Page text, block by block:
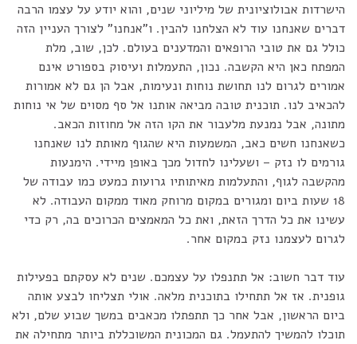
הישרדות אבולוציונית של מיליוני שנים, והוא יודע על עצמו הרבה
דברים שאנחנו עוד לא הצלחנו להבין. ו"אנחנו" לצורך העניין הזה
כולל גם את טובי הרופאים והמדענים בעולם. לכן, שוב, מלת
המפתח כאן היא הקשבה. נכון, התעמלות ועיסוק בספורט אינם
אמורים לגרום לנו תחושת נוחות ונעימות, אבל הן גם לא אמורות
להכאיב לנו. תוכנית טובה מביאה אותנו אל סף מסוים של אי נוחות
מתונה, אבל נמנעת מלעבור את הקו הזה אל מחוזות הכאב.
כשאנחנו חשים כאב, המשמעות היא שהגוף מאותת לנו שאנחנו
גורמים לו נזק – ושעלינו לחדול מכך באופן מיידי. הימנעות
מהקשבה לגוף, והתעלמות מאיתותיו גרועות כמעט כמו עבודה של
18 שעות ביום ומגורים במקום מרוחק מאוד ממקום העבודה. לא
עשינו את כל הדרך הזאת, ואת כל המאמצים הכרוכים בה, רק כדי
לגרום לעצמנו נזק במקום אחר.
עוד דבר חשוב: אל תתנפלו על עצמכם. שנים לא עסקתם בפעילות
גופנית. אז אל תתחילו בתוכנית מלאה. אולי תצליחו לבצע אותה
ביום הראשון, אבל אחר כך תתפתלו מכאבים במשך שבוע שלם, ולא
תוכלו להמשיך להתעמל. גם המכונית המשוכללת ביותר מתחילה את